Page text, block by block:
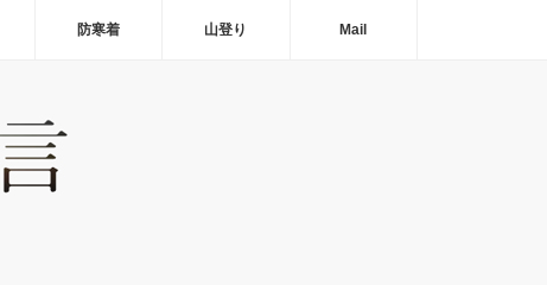
防寒着 山登り Mail